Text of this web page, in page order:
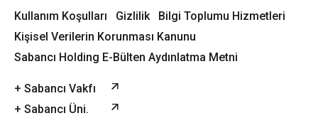
Kullanım Koşulları Gizlilik
Bilgi Toplumu Hizmetleri
Kişisel Verilerin Korunması Kanunu
Sabancı Holding E-Bülten Aydınlatma Metni
+ Sabancı Vakfı
+ Sabancı Üni.